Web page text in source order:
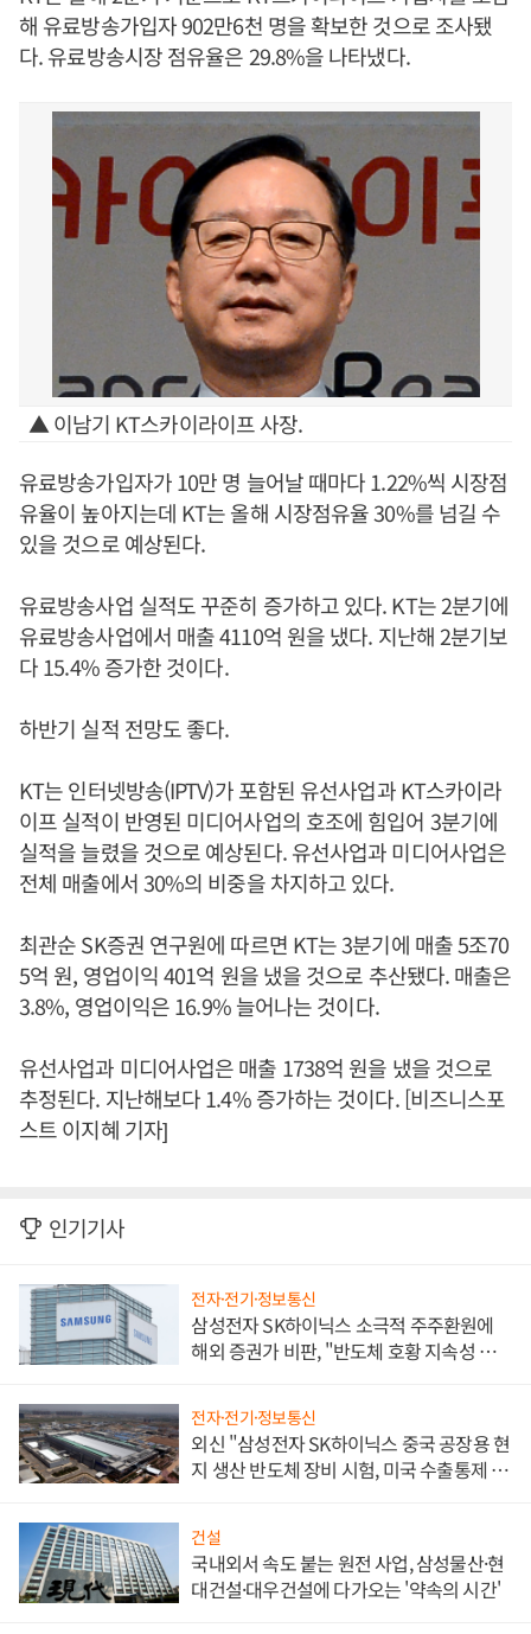
해 유료방송가입자 902만6천 명을 확보한 것으로 조사됐
다. 유료방송시장 점유율은 29.8%을 나타냈다.
▲ 이남기 KT스카이라이프 사장.
유료방송가입자가 10만 명 늘어날 때마다 1.22%씩 시장점
유율이 높아지는데 KT는 올해 시장점유율 30%를 넘길 수
있을 것으로 예상된다.
유료방송사업 실적도 꾸준히 증가하고 있다. KT는 2분기에
유료방송사업에서 매출 4110억 원을 냈다. 지난해 2분기보
다 15.4% 증가한 것이다.
하반기 실적 전망도 좋다.
KT는 인터넷방송(IPTV)가 포함된 유선사업과 KT스카이라
이프 실적이 반영된 미디어사업의 호조에 힘입어 3분기에
실적을 늘렸을 것으로 예상된다. 유선사업과 미디어사업은
전체 매출에서 30%의 비중을 차지하고 있다.
최관순 SK증권 연구원에 따르면 KT는 3분기에 매출 5조70
5억 원, 영업이익 401억 원을 냈을 것으로 추산됐다. 매출은
3.8%, 영업이익은 16.9% 늘어나는 것이다.
유선사업과 미디어사업은 매출 1738억 원을 냈을 것으로
추정된다. 지난해보다 1.4% 증가하는 것이다. [비즈니스포
스트 이지혜 기자]
인기기사
전자·전기·정보통신
삼성전자 SK하이닉스 소극적 주주환원에
해외 증권가 비판, "반도체 호황 지속성 의
전자·전기·정보통신
외신 "삼성전자 SK하이닉스 중국 공장용 현
지 생산 반도체 장비 시험, 미국 수출통제 대
건설
국내외서 속도 붙는 원전 사업, 삼성물산·현
대건설·대우건설에 다가오는 '약속의 시간'